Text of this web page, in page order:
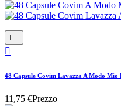
 

48 Capsule Covim Lavazza A Modo Mio
11,75 €Prezzo